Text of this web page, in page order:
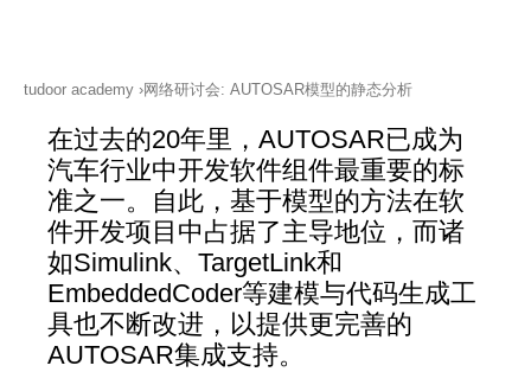
数据保护
在过去的20年里，AUTOSAR已成为
汽车行业中开发软件组件最重要的标
准之一。自此，基于模型的方法在软
件开发项目中占据了主导地位，而诸
如Simulink、TargetLink和
EmbeddedCoder等建模与代码生成工
具也不断改进，以提供更完善的
AUTOSAR集成支持。
tudoor academy 网络研讨会: AUTOSAR模型的静态分析